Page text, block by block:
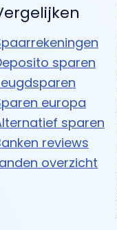
sparen
europa
sparen
reviews
overzicht